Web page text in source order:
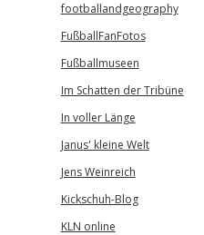
footballandgeography
FußballFanFotos
Fußballmuseen
Im Schatten der Tribüne
In voller Länge
Janus' kleine Welt
Jens Weinreich
Kickschuh-Blog
KLN online